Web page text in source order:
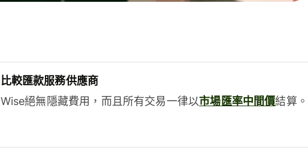
比較匯款服務供應商
Wise絕無隱藏費用，而且所有交易一律以市場匯率中間價結算。